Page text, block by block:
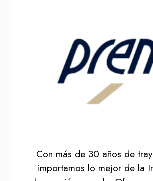
Con más de 30 años de
importamos lo mejor de la